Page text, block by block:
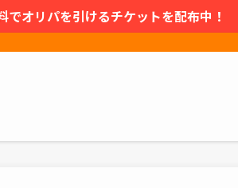
でオリパを引けるチケットを配布中！